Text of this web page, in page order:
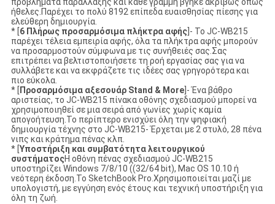
προβλήματα παράλλαξης και κάθε γραμμή βγήκε ακριβώς όπως
ήθελες.Παρέχει το πολύ 8192 επίπεδα ευαισθησίας πίεσης για
ελεύθερη δημιουργία.
* [6 Πλήρως προσαρμόσιμα πλήκτρα αφής]- Το JC-WB215
παρέχει τέλεια εμπειρία αφής, όλα τα πλήκτρα αφής μπορούν
να προσαρμοστούν σύμφωνα με τις συνήθειές σας.Σας
επιτρέπει να βελτιστοποιήσετε τη ροή εργασίας σας για να
συλλάβετε και να εκφράζετε τις ιδέες σας γρηγορότερα και
πιο εύκολα.
* [ Προσαρμόσιμα αξεσουάρ Stand & More]- Ένα βάθρο
αριστείας, το JC-WB215 πίνακα οθόνης σχεδιασμού μπορεί να
χρησιμοποιηθεί σε μια σειρά από γωνίες χωρίς καμία
απογοήτευση.Το περίπτερο ενισχύει όλη την ψηφιακή
δημιουργία τέχνης στο JC-WB215- Έρχεται με 2 στυλό, 28 πένα
νιπς και κράτημα πένας κλπ.
* [Υποστήριξη και συμβατότητα λειτουργικού
συστήματοςΗ οθόνη πένας σχεδιασμού JC-WB215
υποστηρίζει Windows 7/8/10 ((32/64 bit), Mac OS 10.10 ή
νεότερη έκδοση.Το SketchBook Pro.Χρησιμοποιείται μαζί με
υπολογιστή, με εγγύηση ενός έτους και τεχνική υποστήριξη για
όλη τη ζωή.